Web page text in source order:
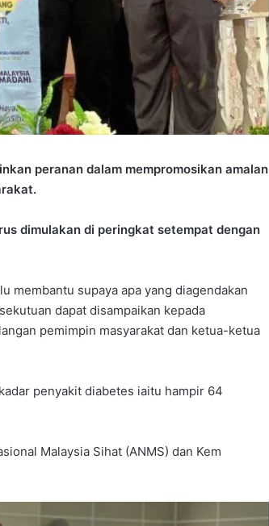
peranan dalam mempromosikan amalan
dimulakan di peringkat setempat dengan
membantu supaya apa yang diagendakan
dapat disampaikan kepada
pemimpin masyarakat dan ketua-ketua
penyakit diabetes iaitu hampir 64
Malaysia Sihat (ANMS) dan Kem